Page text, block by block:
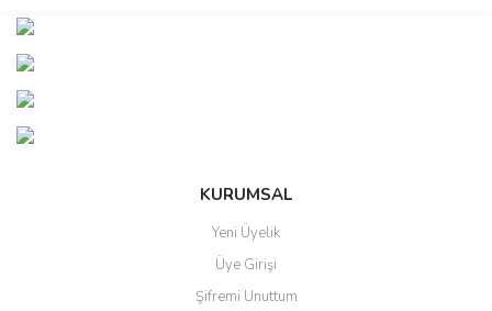
konularda yetersiz gördüğünüz noktaları öneri formunu kullanarak
Görüş ve önerileriniz için teşekkür ederiz.
Ürün bilgilerinde hatalar bulunuyor.
KURUMSAL
Yeni Üyelik
Üye Girişi
Şifremi Unuttum